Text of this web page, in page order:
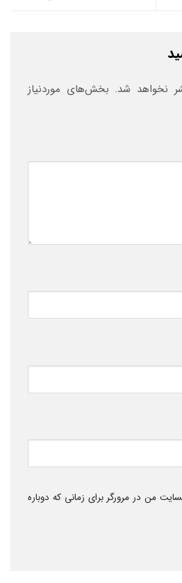
نخواهد شد. بخش‌های موردنیاز
من در مرورگر برای زمانی که دوباره